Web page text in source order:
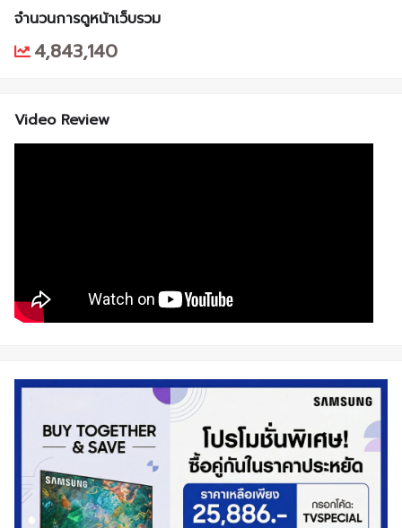
จำนวนการดูหน้าเว็บรวม
4,843,140
Video Review